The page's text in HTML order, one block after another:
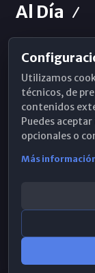
Al Día
Horarios de
Hemeroteca
WhatsApp
Utilizamos
técnicos, de
contenidos
Puedes
opcionales o
Más